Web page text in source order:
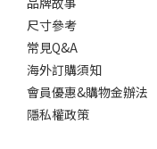
尺寸參考
常見Q&A
海外訂購須知
會員優惠&購物金辦法
隱私權政策